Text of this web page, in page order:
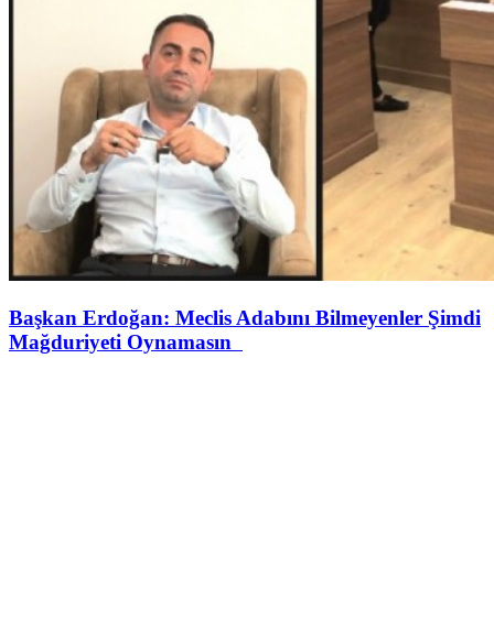
Başkan Erdoğan: Meclis Adabını Bilmeyenler Şimdi
Mağduriyeti Oynamasın